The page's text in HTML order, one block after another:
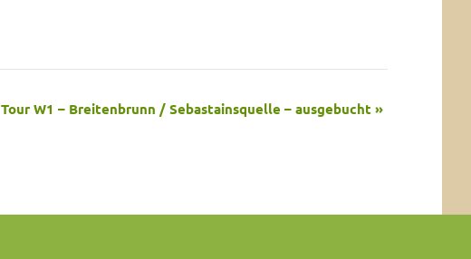
Tour W1 – Breitenbrunn / Sebastainsquelle – ausgebucht »